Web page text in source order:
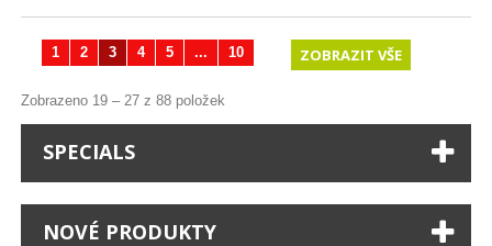
ZOBRAZIT VŠE
1 2 3 4 5 ... 10
Zobrazeno 19 – 27 z 88 položek
SPECIALS
NOVÉ PRODUKTY